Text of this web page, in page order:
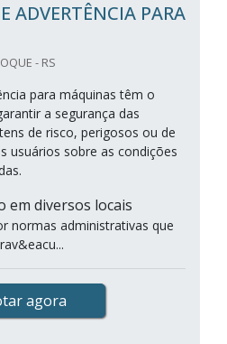
ADVERTÊNCIA PARA
- RS
para máquinas têm o
a segurança das
de risco, perigosos ou de
usuários sobre as condições
em diversos locais
normas administrativas que
agora